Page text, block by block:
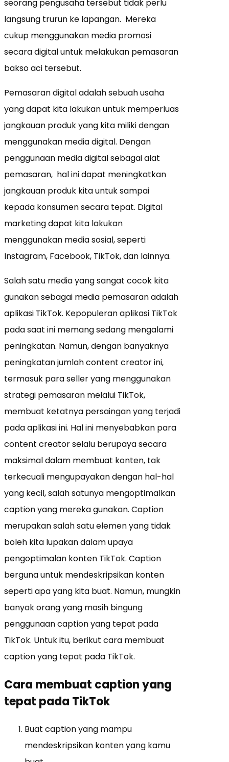
seorang pengusaha tersebut tidak perlu
langsung trurun ke lapangan. Mereka
cukup menggunakan media promosi
secara digital untuk melakukan pemasaran
bakso aci tersebut.
Pemasaran digital adalah sebuah usaha
yang dapat kita lakukan untuk memperluas
jangkauan produk yang kita miliki dengan
menggunakan media digital. Dengan
penggunaan media digital sebagai alat
pemasaran, hal ini dapat meningkatkan
jangkauan produk kita untuk sampai
kepada konsumen secara tepat. Digital
marketing dapat kita lakukan
menggunakan media sosial, seperti
Instagram, Facebook, TikTok, dan lainnya.
Salah satu media yang sangat cocok kita
gunakan sebagai media pemasaran adalah
aplikasi TikTok. Kepopuleran aplikasi TikTok
pada saat ini memang sedang mengalami
peningkatan. Namun, dengan banyaknya
peningkatan jumlah content creator ini,
termasuk para seller yang menggunakan
strategi pemasaran melalui TikTok,
membuat ketatnya persaingan yang terjadi
pada aplikasi ini. Hal ini menyebabkan para
content creator selalu berupaya secara
maksimal dalam membuat konten, tak
terkecuali mengupayakan dengan hal-hal
yang kecil, salah satunya mengoptimalkan
caption yang mereka gunakan. Caption
merupakan salah satu elemen yang tidak
boleh kita lupakan dalam upaya
pengoptimalan konten TikTok. Caption
berguna untuk mendeskripsikan konten
seperti apa yang kita buat. Namun, mungkin
banyak orang yang masih bingung
penggunaan caption yang tepat pada
TikTok. Untuk itu, berikut cara membuat
caption yang tepat pada TikTok.
Cara membuat caption yang
tepat pada TikTok
Buat caption yang mampu
mendeskripsikan konten yang kamu